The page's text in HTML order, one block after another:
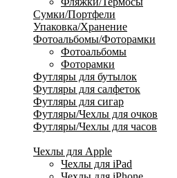
Сумки/Портфели
Упаковка/Хранение
Фотоальбомы/Фоторамки
Фотоальбомы
Фоторамки
Футляры для бутылок
Футляры для салфеток
Футляры для сигар
Футляры/Чехлы для очков
Футляры/Чехлы для часов
Чехлы для Apple
Чехлы для iPad